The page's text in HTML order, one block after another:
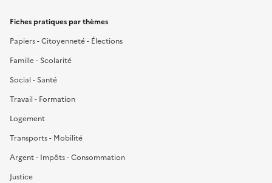
Fiches pratiques par thèmes
Papiers - Citoyenneté - Élections
Famille - Scolarité
Social - Santé
Travail - Formation
Logement
Transports - Mobilité
Argent - Impôts - Consommation
Justice